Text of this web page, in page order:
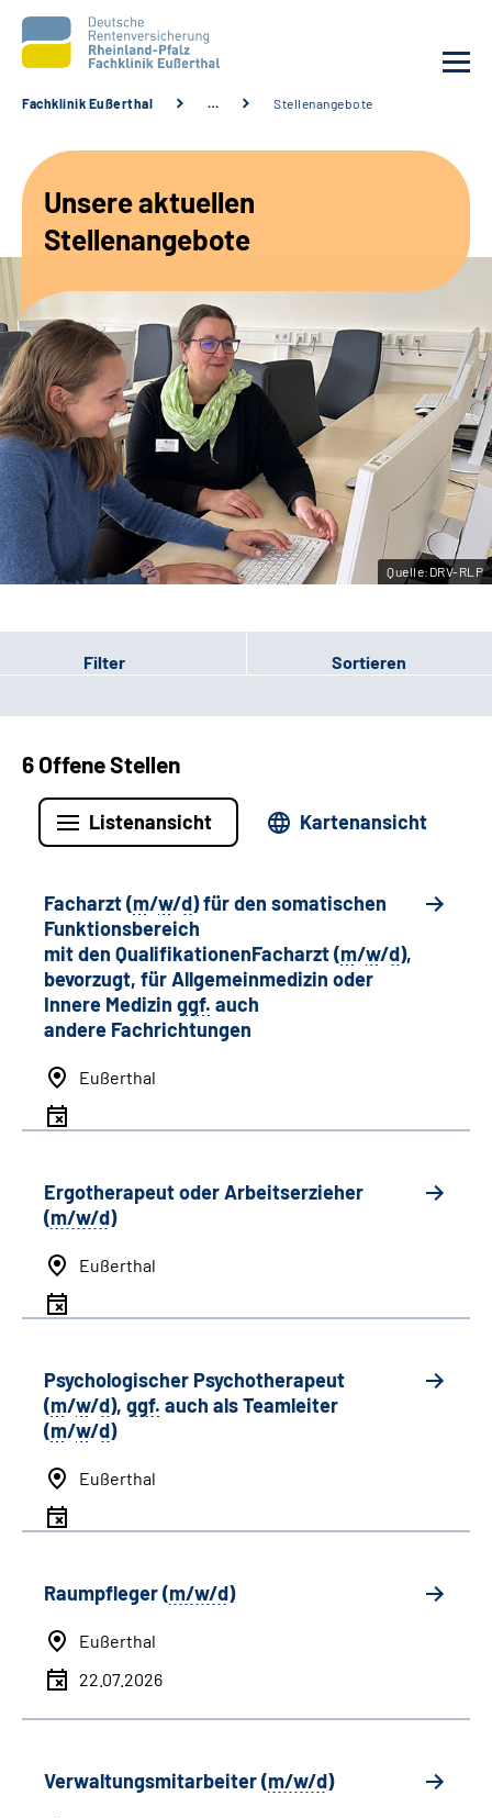
Unsere Angebote
Karriere
Beratungsstellen &
Zuweisende
Suche
Leichte Sprache
Gebärdensprache
Fachklinik Eußerthal … Stellenangebote
Unsere aktuellen
Stellenangebote
Quelle:DRV-RLP
Filter Sortieren
6 Offene Stellen
Listenansicht Kartenansicht
Facharzt (m/w/d) für den somatischen
Funktionsbereich
mit den QualifikationenFacharzt (m/w/d),
bevorzugt, für Allgemeinmedizin oder
Innere Medizin ggf. auch
andere Fachrichtungen
Eußerthal
Ergotherapeut oder Arbeitserzieher
(m/w/d)
Eußerthal
Psychologischer Psychotherapeut
(m/w/d), ggf. auch alsTeamleiter
(m/w/d)
Eußerthal
Raumpfleger (m/w/d)
Eußerthal
22.07.2026
Verwaltungsmitarbeiter (m/w/d)